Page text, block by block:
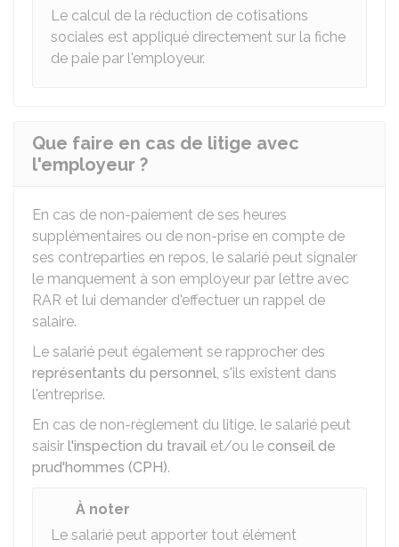
Le calcul de la réduction de cotisations
sociales est appliqué directement sur la fiche
de paie par l'employeur.
Que faire en cas de litige avec
l'employeur ?
En cas de non-paiement de ses heures
supplémentaires ou de non-prise en compte de
ses contreparties en repos, le salarié peut signaler
le manquement à son employeur par lettre avec
RAR et lui demander d'effectuer un rappel de
salaire.
Le salarié peut également se rapprocher des
représentants du personnel, s'ils existent dans
l'entreprise.
En cas de non-règlement du litige, le salarié peut
saisir l'inspection du travail et/ou le conseil de
prud'hommes (CPH).
À noter
Le salarié peut apporter tout élément